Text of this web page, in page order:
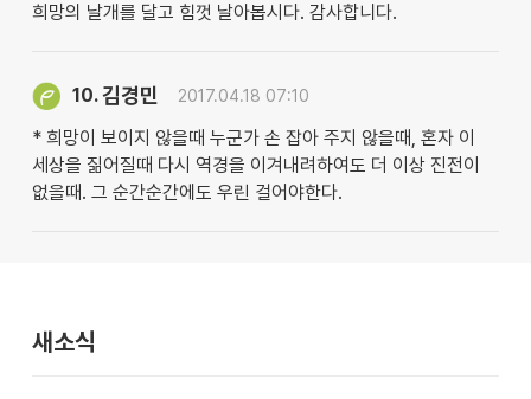
희망의 날개를 달고 힘껏 날아봅시다. 감사합니다.
10.김경민 2017.04.18 07:10
* 희망이 보이지 않을때 누군가 손 잡아 주지 않을때, 혼자 이
세상을 짊어질때 다시 역경을 이겨내려하여도 더 이상 진전이
없을때. 그 순간순간에도 우린 걸어야한다.
새소식